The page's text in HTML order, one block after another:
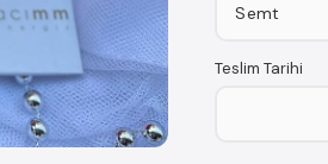
Teslim Tarihi